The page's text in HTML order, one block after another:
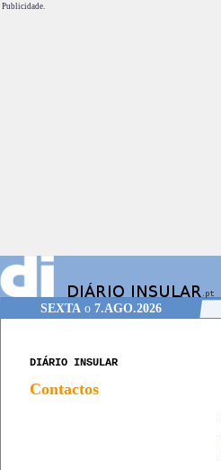
Publicidade.
SEXTA o 7.AGO.2026
DIÁRIO INSULAR
Contactos